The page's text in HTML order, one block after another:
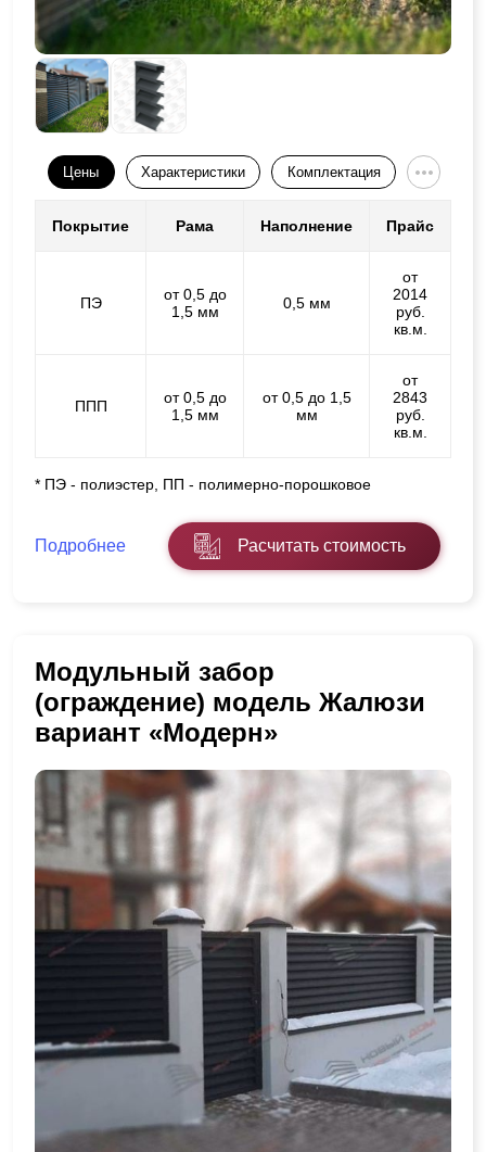
Цены Характеристики Комплектация
Покрытие Рама Наполнение Прайс
ПЭ
от 0,5 до
1,5 мм
0,5 мм
от
2014
руб.
кв.м.
ППП
от 0,5 до
1,5 мм
от 0,5 до 1,5
мм
от
2843
руб.
кв.м.
* ПЭ - полиэстер, ПП - полимерно-порошковое
Подробнее Расчитать стоимость
Модульный забор
(ограждение) модель Жалюзи
вариант «Модерн»